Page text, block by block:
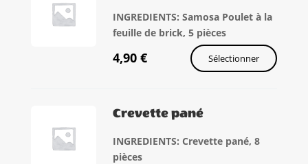
INGREDIENTS: Samosa Poulet à la
feuille de brick, 5 pièces
4,90 € Sélectionner
Crevette pané
INGREDIENTS: Crevette pané, 8
pièces